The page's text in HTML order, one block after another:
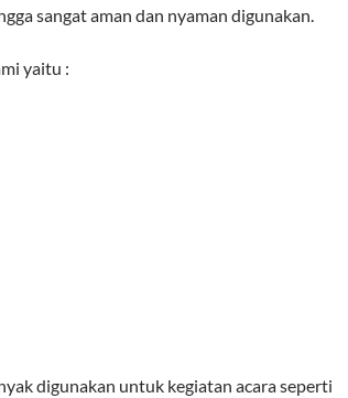
sangat aman dan nyaman digunakan.
yaitu :
digunakan untuk kegiatan acara seperti